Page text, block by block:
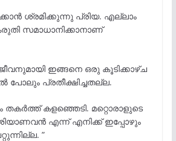
ശ്രമിക്കുന്നു പ്രിയ. എല്ലാം
സമാധാനിക്കാനാണ്
ഇങ്ങനെ ഒരു കൂടിക്കാഴ്ച
പോലും പ്രതീക്ഷിച്ചതല്ല.
തകർത്ത് കളഞ്ഞെടി. മറ്റൊരാളുടെ
എന്ന് എനിക്ക് ഇപ്പോഴും
”